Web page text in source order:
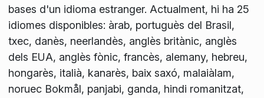
bases d'un idioma estranger. Actualment, hi ha 25
idiomes disponibles: àrab, portuguès del Brasil,
txec, danès, neerlandès, anglès britànic, anglès
dels EUA, anglès fònic, francès, alemany, hebreu,
hongarès, italià, kanarès, baix saxó, malaiàlam,
noruec Bokmål, panjabi, ganda, hindi romanitzat,